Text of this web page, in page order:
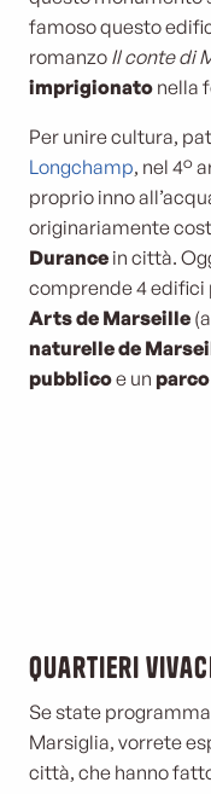
famoso questo
romanzo Il conte di
imprigionato nella
Per unire cultura,
Longchamp, nel 4°
proprio inno
originariamente
Durance in città.
comprende 4 edifici
Arts de Marseille
naturelle de
pubblicoe un
Quartieri
Se state
Marsiglia, vorrete
città, che hanno